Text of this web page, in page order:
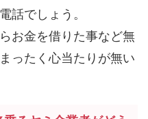
話でしょう。
お金を借りた事など無
ったく心当たりが無い